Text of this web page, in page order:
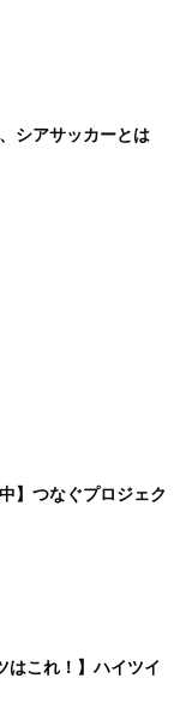
シアサッカーとは
】つなぐプロジェク
はこれ！】ハイツイ